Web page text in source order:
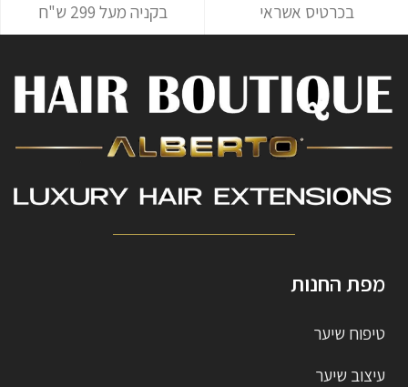
בכרטיס אשראי בקניה מעל 299 ש"ח
מפת החנות
טיפוח שיער
עיצוב שיער